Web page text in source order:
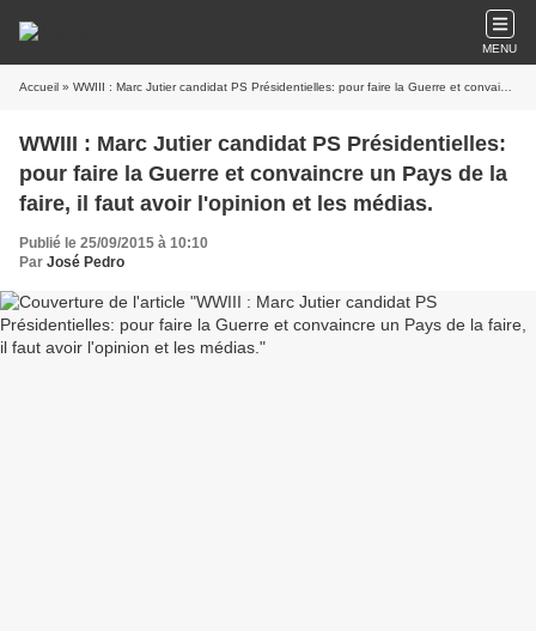
MENU
Accueil » WWIII : Marc Jutier candidat PS Présidentielles: pour faire la Guerre et convaincre un Pays de la faire, il faut avoir l'opinion et les médias.
WWIII : Marc Jutier candidat PS Présidentielles:
pour faire la Guerre et convaincre un Pays de la
faire, il faut avoir l'opinion et les médias.
Publié le 25/09/2015 à 10:10
Par José Pedro